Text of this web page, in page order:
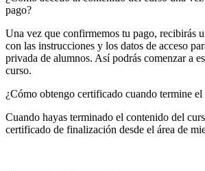
pago?
Una vez que confirmemos tu pago, recibirás
con las instrucciones y los datos de acceso
privada de alumnos. Así podrás comenzar a
curso.
¿Cómo obtengo certificado cuando termine el
Cuando hayas terminado el contenido del
certificado de finalización desde el área de